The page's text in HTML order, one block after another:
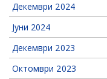
Декември 2024
Јуни 2024
Декември 2023
Октомври 2023